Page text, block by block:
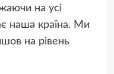
на усі
наша країна. Ми
на рівень